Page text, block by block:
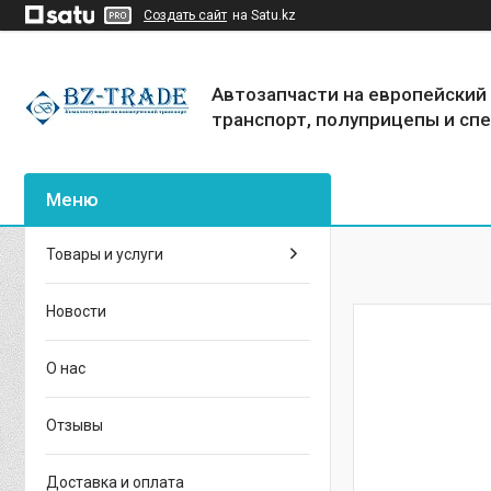
Создать сайт на Satu.kz
Автозапчасти на европейский
транспорт, полуприцепы и
Товары и услуги
Новости
О нас
Отзывы
Доставка и оплата